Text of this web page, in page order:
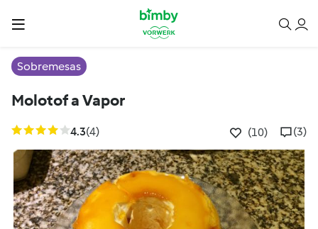
Sobremesas
Molotof a Vapor
4.3(4) (10) (3)